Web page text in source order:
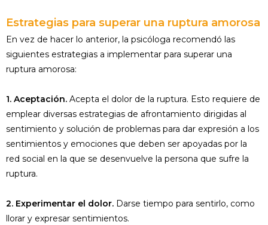
Estrategias para superar una ruptura amorosa
En vez de hacer lo anterior, la psicóloga recomendó las
siguientes estrategias a implementar para superar una
ruptura amorosa:
1. Aceptación. Acepta el dolor de la ruptura. Esto requiere de
emplear diversas estrategias de afrontamiento dirigidas al
sentimiento y solución de problemas para dar expresión a los
sentimientos y emociones que deben ser apoyadas por la
red social en la que se desenvuelve la persona que sufre la
ruptura.
2. Experimentar el dolor. Darse tiempo para sentirlo, como
llorar y expresar sentimientos.